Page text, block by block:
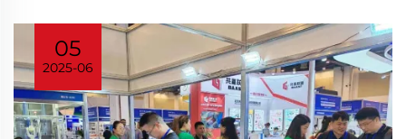
05
2025-06